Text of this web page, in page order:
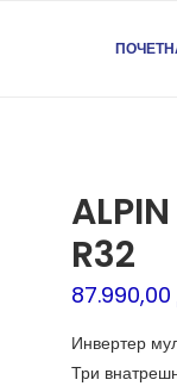
R32
87.990,00
Инвертер
Три